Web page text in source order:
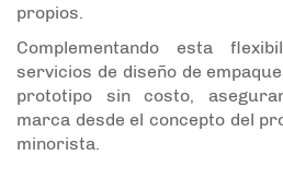
propios.
Complementando esta
servicios de diseño de
prototipo sin costo,
marca desde el concepto del
minorista.